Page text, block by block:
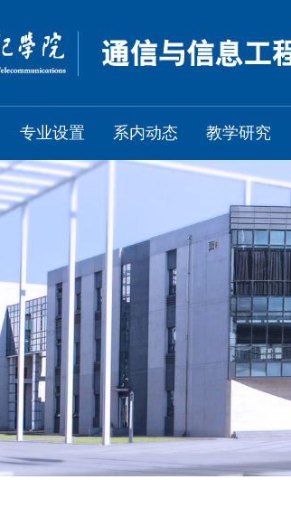
专业设置 系内动态 教学研究